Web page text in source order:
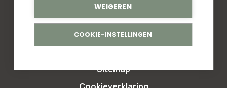
© Copyright 2026,Bedankjes.nl. All rights reserved
Sitemap
WEIGEREN
COOKIE-INSTELLINGEN